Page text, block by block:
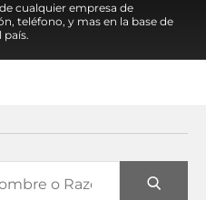
cualquier empresa de
teléfono, y mas en la base de
país.